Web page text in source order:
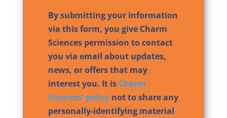
By submitting your information
via this form, you give Charm
Sciences permission to contact
you via email about updates,
news, or offers that may
interest you. It is Charm
Sciences’ policynot to share any
personally-identifying material